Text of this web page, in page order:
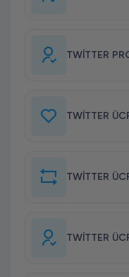
TWITTER
TWITTER
TWITTER
TWITTER